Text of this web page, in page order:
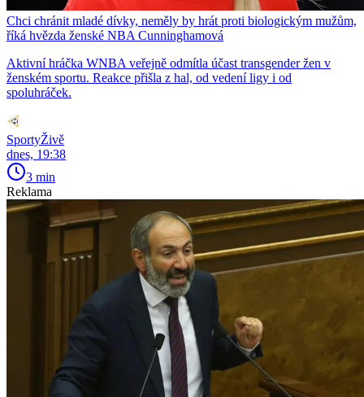
Chci chránit mladé dívky, neměly by hrát proti biologickým mužům,
říká hvězda ženské NBA Cunninghamová
Aktivní hráčka WNBA veřejně odmítla účast transgender žen v
ženském sportu. Reakce přišla z hal, od vedení ligy i od
spoluhráček.
SportyŽivě
dnes, 19:38
3 min
Reklama